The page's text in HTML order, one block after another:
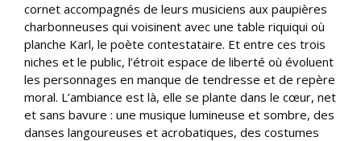
cornet accompagnés de leurs musiciens aux paupières
charbonneuses qui voisinent avec une table riquiqui où
planche Karl, le poète contestataire. Et entre ces trois
niches et le public, l’étroit espace de liberté où évoluent
les personnages en manque de tendresse et de repère
moral. L’ambiance est là, elle se plante dans le cœur, net
et sans bavure : une musique lumineuse et sombre, des
danses langoureuses et acrobatiques, des costumes